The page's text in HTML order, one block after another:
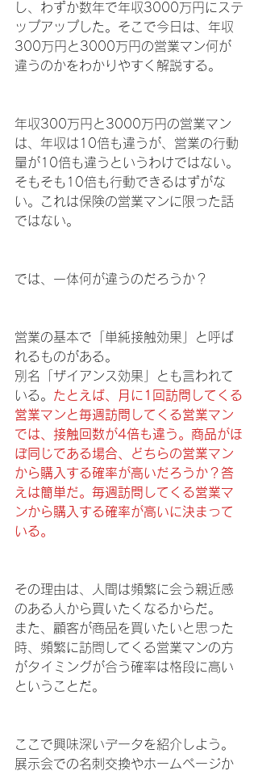
し、わずか数年で年収3000万円にステ
ップアップした。そこで今日は、年収
300万円と3000万円の営業マン何が
違うのかをわかりやすく解説する。
年収300万円と3000万円の営業マン
は、年収は10倍も違うが、営業の行動
量が10倍も違うというわけではない。
そもそも10倍も行動できるはずがな
い。これは保険の営業マンに限った話
ではない。
では、一体何が違うのだろうか？
営業の基本で「単純接触効果」と呼ば
れるものがある。
別名「ザイアンス効果」とも言われて
いる。 たとえば、月に1回訪問してくる
営業マンと毎週訪問してくる営業マン
では、接触回数が4倍も違う。商品がほ
ぼ同じである場合、どちらの営業マン
から購入する確率が高いだろうか？答
えは簡単だ。毎週訪問してくる営業マ
ンから購入する確率が高いに決まって
いる。
その理由は、人間は頻繁に会う親近感
のある人から買いたくなるからだ。
また、顧客が商品を買いたいと思った
時、頻繁に訪問してくる営業マンの方
がタイミングが合う確率は格段に高い
ということだ。
ここで興味深いデータを紹介しよう。
展示会での名刺交換やホームページか